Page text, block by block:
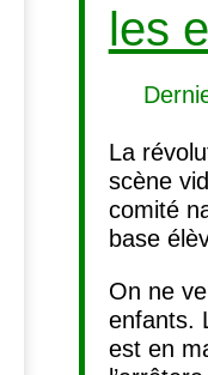
les
La
scène
comité
base
On ne
enfants.
est en